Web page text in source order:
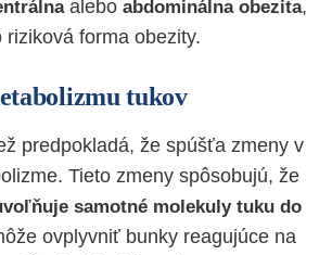
alebo abdominálna obezita,
forma obezity.
tukov
predpokladá, že spúšťa zmeny v
Tieto zmeny spôsobujú, že
samotné molekuly tuku do
ovplyvniť bunky reagujúce na